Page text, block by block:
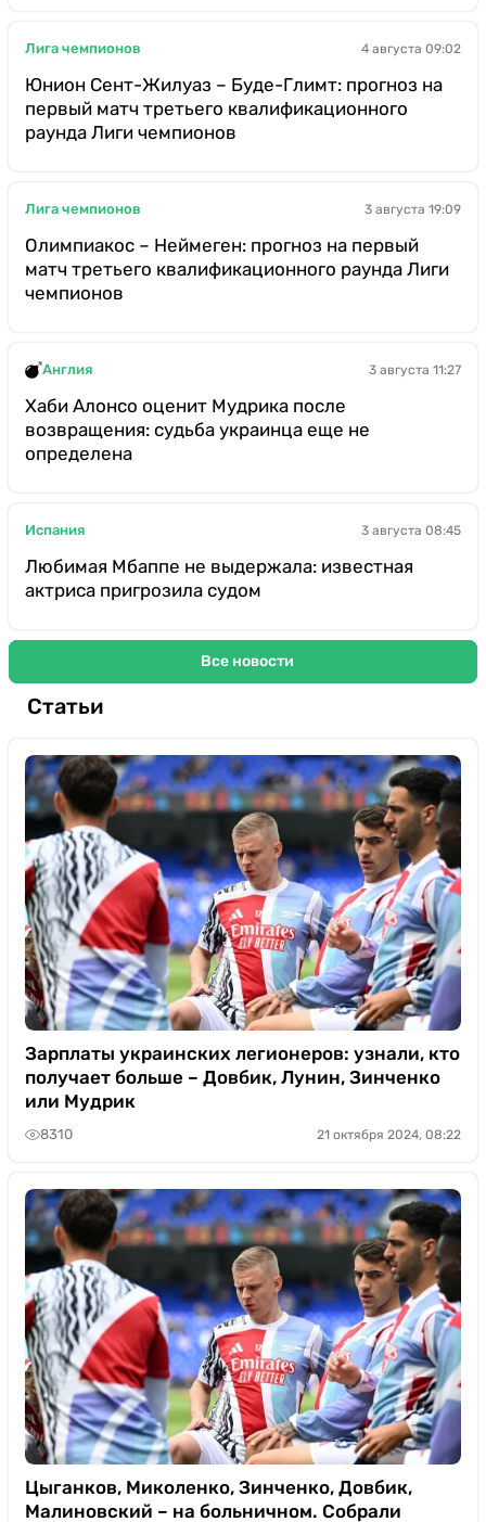
Лига чемпионов 4 августа 09:02
Юнион Сент-Жилуаз – Буде-Глимт: прогноз на
первый матч третьего квалификационного
раунда Лиги чемпионов
Лига чемпионов 3 августа 19:09
Олимпиакос – Неймеген: прогноз на первый
матч третьего квалификационного раунда Лиги
чемпионов
Англия 3 августа 11:27
Хаби Алонсо оценит Мудрика после
возвращения: судьба украинца еще не
определена
Испания 3 августа 08:45
Любимая Мбаппе не выдержала: известная
актриса пригрозила судом
Все новости
Статьи
Зарплаты украинских легионеров: узнали, кто
получает больше – Довбик, Лунин, Зинченко
или Мудрик
8310 21 октября 2024, 08:22
Цыганков, Миколенко, Зинченко, Довбик,
Малиновский – на больничном. Собрали